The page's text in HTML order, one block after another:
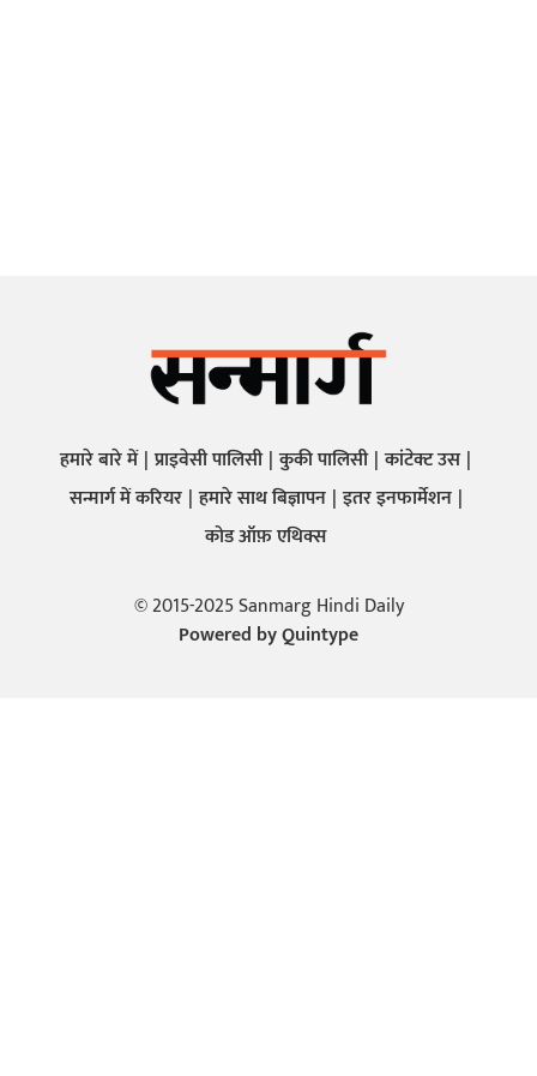
हमारे बारे में प्राइवेसी पालिसी कुकी पालिसी कांटेक्ट उस
सन्मार्ग में करियर हमारे साथ बिज्ञापन इतर इनफार्मेशन
कोड ऑफ़ एथिक्स
© 2015-2025 Sanmarg Hindi Daily
Powered byQuintype